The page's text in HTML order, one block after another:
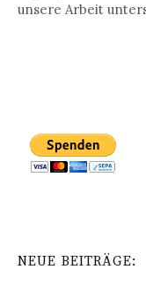
unsere Arbeit
NEUE BEITRÄGE: